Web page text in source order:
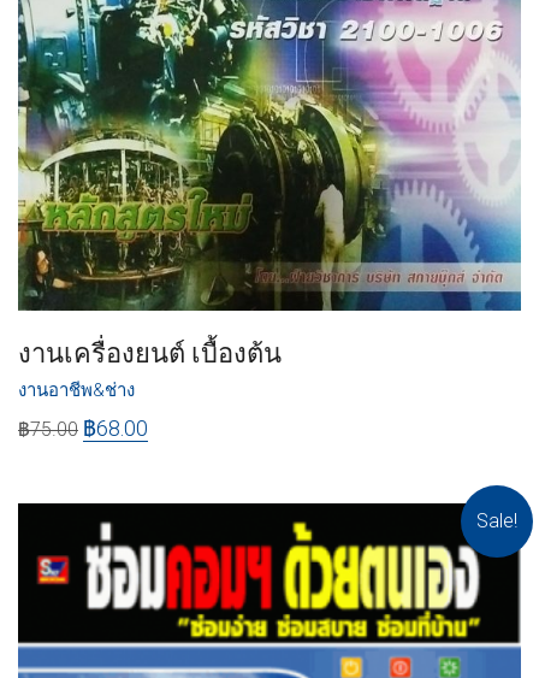
งานเครื่องยนต์ เบื้องต้น
งานอาชีพ&ช่าง
฿75.00 ฿68.00
Sale!